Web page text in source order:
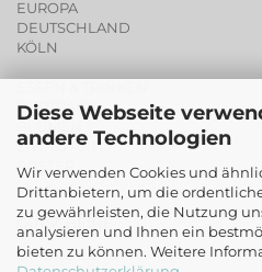
Diese Webseite
andere Technologien
Wir verwenden Cookies und
Drittanbietern, um die
zu gewährleisten, die Nutzung
analysieren und Ihnen ein
bieten zu können. Weitere
EUROPA
DEUTSCHLAND
KÖLN
PORTRAITS
BLUMEN
LIVING ART
POSTER
SALE
GUTSCHEINE
ORIGINALE